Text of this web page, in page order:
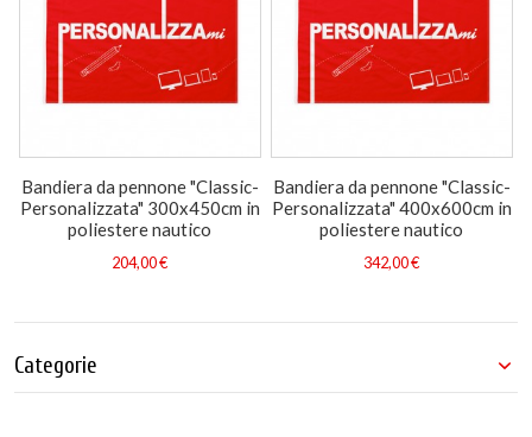
Bandiera da pennone "Classic-
Personalizzata" 300x450cm in
poliestere nautico
204,00 €
Bandiera da pennone "Classic-
Personalizzata" 400x600cm in
poliestere nautico
342,00 €
Categorie